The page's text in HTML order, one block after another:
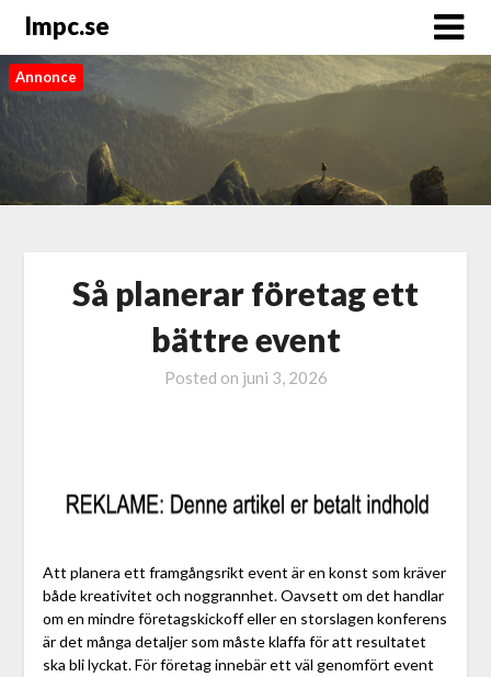
Impc.se
Annonce
Så planerar företag ett
bättre event
Posted on juni 3, 2026
Att planera ett framgångsrikt event är en konst som kräver
både kreativitet och noggrannhet. Oavsett om det handlar
om en mindre företagskickoff eller en storslagen konferens
är det många detaljer som måste klaffa för att resultatet
ska bli lyckat. För företag innebär ett väl genomfört event